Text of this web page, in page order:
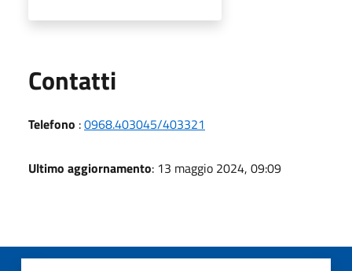
Contatti
Telefono :0968.403045/403321
Ultimo aggiornamento: 13 maggio 2024, 09:09